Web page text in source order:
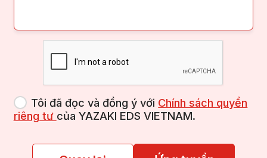
Tôi đã đọc và đồng ý với Chính sách quyền
riêng tư của YAZAKI EDS VIETNAM.